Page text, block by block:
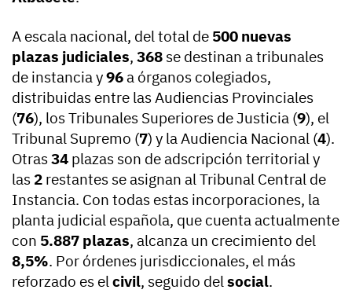
A escala nacional, del total de 500 nuevas
plazas judiciales, 368 se destinan a tribunales
de instancia y96a órganos colegiados,
distribuidas entre las Audiencias Provinciales
(76), los Tribunales Superiores de Justicia (9), el
Tribunal Supremo (7) y la Audiencia Nacional (4).
Otras34 plazas son de adscripción territorial y
las 2 restantes se asignan al Tribunal Central de
Instancia. Con todas estas incorporaciones, la
planta judicial española, que cuenta actualmente
con 5.887 plazas, alcanza un crecimiento del
8,5%. Por órdenes jurisdiccionales, el más
reforzado es elcivil, seguido delsocial.